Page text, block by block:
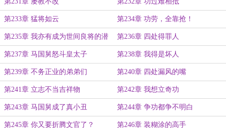
第233章 猛将如云 第234章 功劳，全靠抢！
第235章 我亦有成为世间良将的潜
质
第236章 四处得罪人
第237章 马国舅怒斗皇太子 第238章 我得是坏人
第239章 不务正业的弟弟们 第240章 四处漏风的嘴
第241章 立志不当吉祥物 第242章 我想立奇功
第243章 马国舅成了真小丑 第244章 争功都争不明白
第245章 你又要折腾文官了？ 第246章 装糊涂的高手